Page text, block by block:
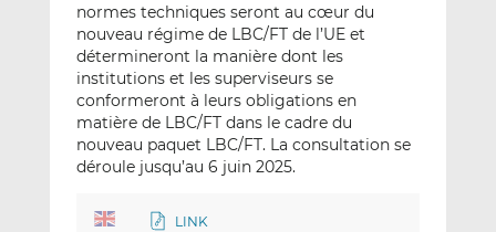
normes techniques seront au cœur du
nouveau régime de LBC/FT de l’UE et
détermineront la manière dont les
institutions et les superviseurs se
conformeront à leurs obligations en
matière de LBC/FT dans le cadre du
nouveau paquet LBC/FT. La consultation se
déroule jusqu’au 6 juin 2025.
LINK